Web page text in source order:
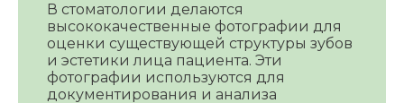
В стоматологии делаются
высококачественные фотографии для
оценки существующей структуры зубов
и эстетики лица пациента. Эти
фотографии используются для
документирования и анализа